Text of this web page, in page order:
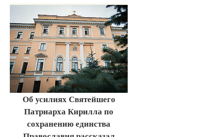
Об усилиях Святейшего
Патриарха Кирилла по
сохранению единства